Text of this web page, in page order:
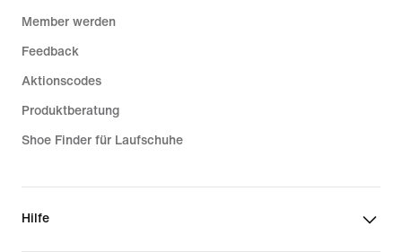
Member werden
Feedback
Aktionscodes
Produktberatung
Shoe Finder für Laufschuhe
Hilfe